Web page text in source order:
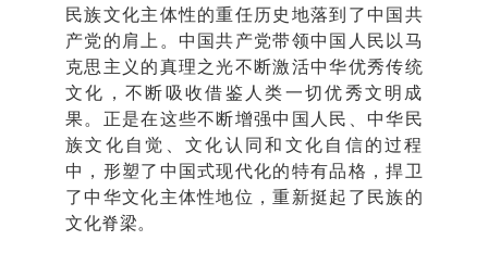
民族文化主体性的重任历史地落到了中国共
产党的肩上。中国共产党带领中国人民以马
克思主义的真理之光不断激活中华优秀传统
文化，不断吸收借鉴人类一切优秀文明成
果。正是在这些不断增强中国人民、中华民
族文化自觉、文化认同和文化自信的过程
中，形塑了中国式现代化的特有品格，捍卫
了中华文化主体性地位，重新挺起了民族的
文化脊梁。